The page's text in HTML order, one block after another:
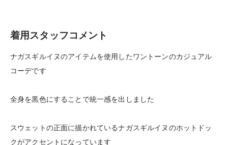
着用スタッフコメント
ナガスギルイヌのアイテムを使用したワントーンのカジュアル
コーデです
全身を黒色にすることで統一感を出しました
スウェットの正面に描かれているナガスギルイヌのホットドッ
クがアクセントになっています